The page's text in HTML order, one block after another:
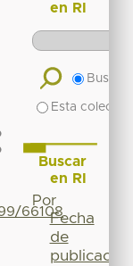
66108
en RI
Buscar
Esta
Buscar
en RI
Por
Fecha
de
publicación